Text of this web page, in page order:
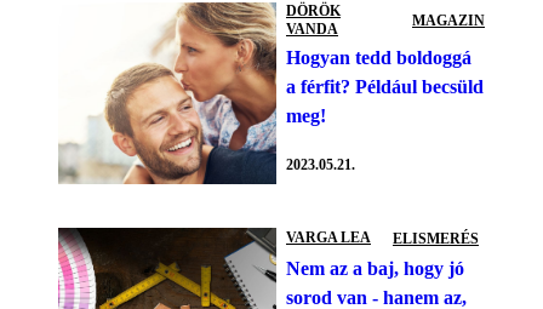
DÖRÖK
VANDA
MAGAZIN
Hogyan tedd boldoggá
a férfit? Például becsüld
meg!
2023.05.21.
VARGA LEA ELISMERÉS
Nem az a baj, hogy jó
sorod van - hanem az,